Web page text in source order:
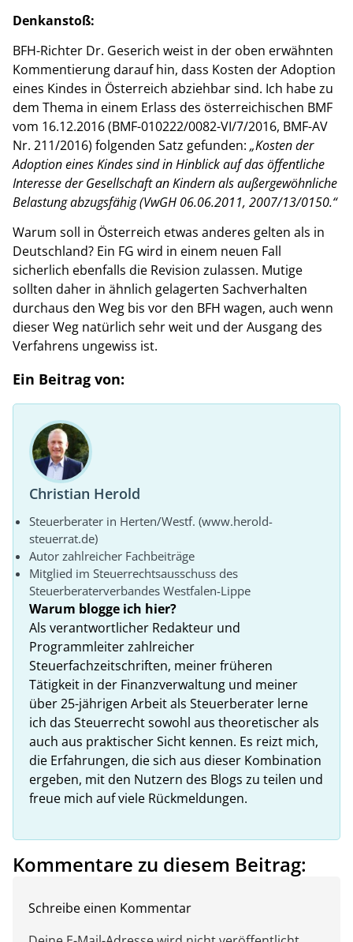
Denkanstoß:
BFH-Richter Dr. Geserich weist in der oben erwähnten
Kommentierung darauf hin, dass Kosten der Adoption
eines Kindes in Österreich abziehbar sind. Ich habe zu
dem Thema in einem Erlass des österreichischen BMF
vom 16.12.2016 (BMF-010222/0082-VI/7/2016, BMF-AV
Nr. 211/2016) folgenden Satz gefunden: „Kosten der
Adoption eines Kindes sind in Hinblick auf das öffentliche
Interesse der Gesellschaft an Kindern als außergewöhnliche
Belastung abzugsfähig (VwGH 06.06.2011, 2007/13/0150.“
Warum soll in Österreich etwas anderes gelten als in
Deutschland? Ein FG wird in einem neuen Fall
sicherlich ebenfalls die Revision zulassen. Mutige
sollten daher in ähnlich gelagerten Sachverhalten
durchaus den Weg bis vor den BFH wagen, auch wenn
dieser Weg natürlich sehr weit und der Ausgang des
Verfahrens ungewiss ist.
Ein Beitrag von:
Christian Herold
Steuerberater in Herten/Westf. (www.herold-
steuerrat.de)
Autor zahlreicher Fachbeiträge
Mitglied im Steuerrechtsausschuss des
Steuerberaterverbandes Westfalen-Lippe
Warum blogge ich hier?
Als verantwortlicher Redakteur und
Programmleiter zahlreicher
Steuerfachzeitschriften, meiner früheren
Tätigkeit in der Finanzverwaltung und meiner
über 25-jährigen Arbeit als Steuerberater lerne
ich das Steuerrecht sowohl aus theoretischer als
auch aus praktischer Sicht kennen. Es reizt mich,
die Erfahrungen, die sich aus dieser Kombination
ergeben, mit den Nutzern des Blogs zu teilen und
freue mich auf viele Rückmeldungen.
Kommentare zu diesem Beitrag:
Schreibe einen Kommentar